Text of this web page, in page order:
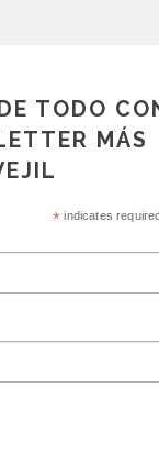
TODO
MÁS
* indicates